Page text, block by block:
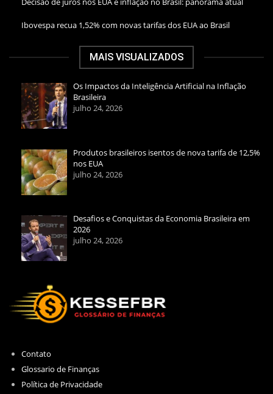
Ibovespa recua 1,52% com novas tarifas dos EUA ao Brasil
MAIS VISUALIZADOS
Os Impactos da Inteligência Artificial na Inflação
Brasileira
julho 24, 2026
Produtos brasileiros isentos de nova tarifa de 12,5%
nos EUA
julho 24, 2026
Desafios e Conquistas da Economia Brasileira em
2026
julho 24, 2026
Contato
Glossario de Finanças
Política de Privacidade